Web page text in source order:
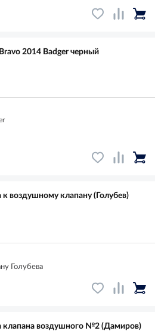
2014 Badger черный
воздушному клапану (Голубев)
Голубева
воздушного №2 (Дамиров)